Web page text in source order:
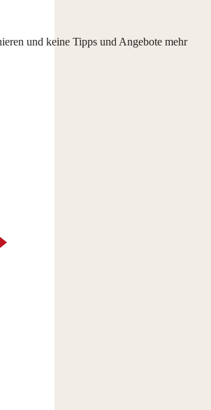
und keine Tipps und Angebote mehr